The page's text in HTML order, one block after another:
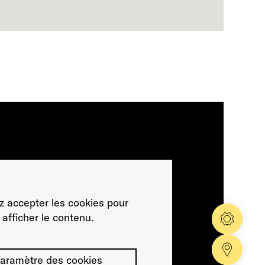
Nos
accepter les cookies pour
afficher le contenu.
des cookies